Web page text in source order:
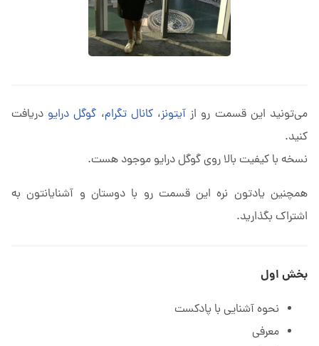
می‌تونید این قسمت رو از آیتونز،کانال تگرام، گوگل درایو دریافت
کنید.
نسخه با کیفیت بالا روی گوگل درایو موجود هست.
همچنین یادتون نره این قسمت رو با دوستان و آشنایانتون به
اشتراک بگذارید.
بخش اول
نحوه آشنایی با پادکست
معرفی